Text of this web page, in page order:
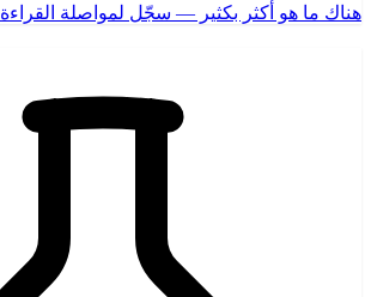
هناك ما هو أكثر بكثير — سجّل لمواصلة القراءة